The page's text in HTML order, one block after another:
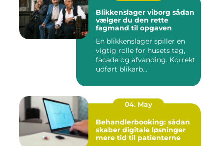
Blikkenslager viborg sådan
vælger du den rette
fagmand til opgaven
En blikkenslager spiller en
vigtig rolle for husets tag,
facade og afvanding. Korrekt
udført blikarb...
04. May
Behandlerbooking: sådan
skaber digitale løsninger
mere tid til patienterne